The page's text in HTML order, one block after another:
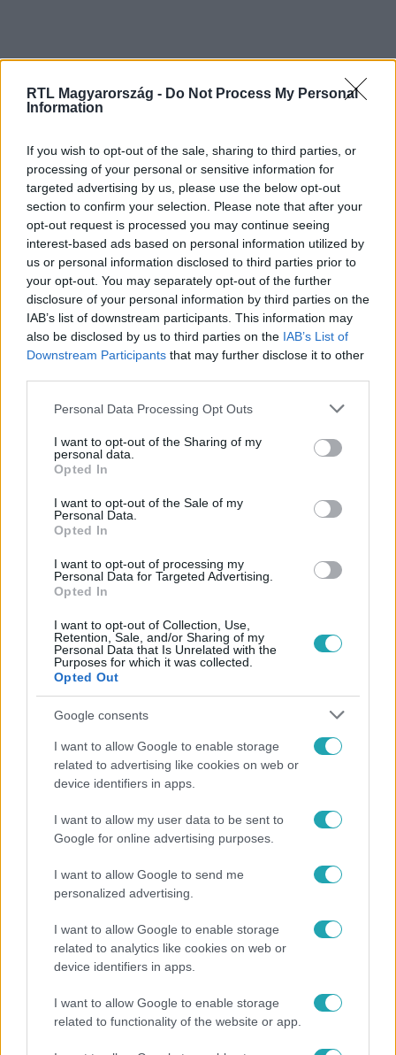
RTL Magyarország - Do Not Process My Personal
Information
If you wish to opt-out of the sale, sharing to third parties, or
processing of your personal or sensitive information for
targeted advertising by us, please use the below opt-out
section to confirm your selection. Please note that after your
opt-out request is processed you may continue seeing
interest-based ads based on personal information utilized by
us or personal information disclosed to third parties prior to
your opt-out. You may separately opt-out of the further
disclosure of your personal information by third parties on the
IAB’s list of downstream participants. This information may
also be disclosed by us to third parties on the IAB’s List of
Downstream Participants that may further disclose it to other
Please note that this website/app uses one or more Google
not limited to your visit or usage behaviour. You may click to
grant or deny consent to Google and its third-party tags to
use your data for below specified purposes in below Google
consent section.
Personal Data Processing Opt Outs
I want to opt-out of the Sharing of my
personal data.
Opted In
I want to opt-out of the Sale of my
Personal Data.
Opted In
I want to opt-out of processing my
Personal Data for Targeted Advertising.
Opted In
I want to opt-out of Collection, Use,
Retention, Sale, and/or Sharing of my
Personal Data that Is Unrelated with the
Purposes for which it was collected.
Opted Out
Google consents
I want to allow Google to enable storage
related to advertising like cookies on web or
device identifiers in apps.
I want to allow my user data to be sent to
Google for online advertising purposes.
I want to allow Google to send me
personalized advertising.
I want to allow Google to enable storage
related to analytics like cookies on web or
device identifiers in apps.
I want to allow Google to enable storage
related to functionality of the website or app.
Kövess minket, és értesülj a friss hírekről a
Facebookon is!
Követem
#THE VOICE #RTL #ADÁSRÉSZLETEK #VIDEÓ
VIRÁG TIMÓTEUS #FELKÉSZÜLÉS
ZENE
Népszerű
Lannert Judit az RTL-nek: Maradnak a
átalakítják őket